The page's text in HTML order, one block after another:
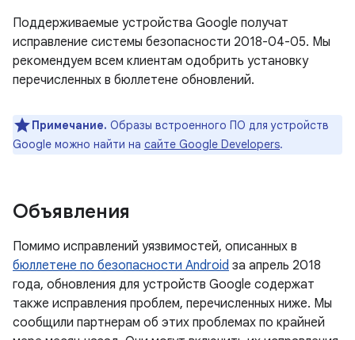
Поддерживаемые устройства Google получат
исправление системы безопасности 2018-04-05. Мы
рекомендуем всем клиентам одобрить установку
перечисленных в бюллетене обновлений.
Примечание. Образы встроенного ПО для устройств
Google можно найти на сайте Google Developers.
Объявления
Помимо исправлений уязвимостей, описанных в
бюллетене по безопасности Android за апрель 2018
года, обновления для устройств Google содержат
также исправления проблем, перечисленных ниже. Мы
сообщили партнерам об этих проблемах по крайней